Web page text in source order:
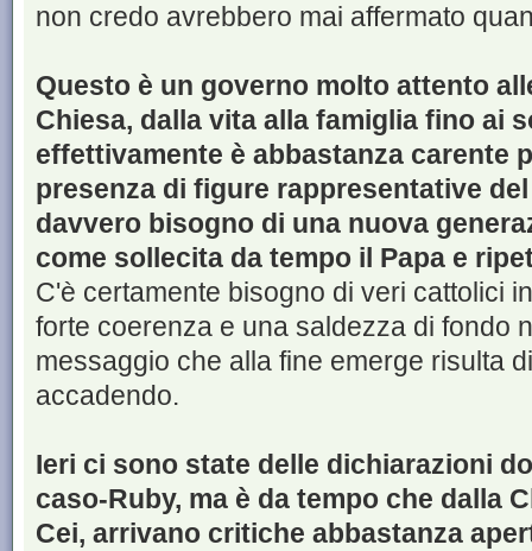
non credo avrebbero mai affermato
Questo è un governo molto attento
Chiesa, dalla vita alla famiglia fino ai
effettivamente è abbastanza carente
presenza di figure rappresentative
davvero bisogno di una nuova
come sollecita da tempo il Papa e
C'è certamente bisogno di veri cattolici
forte coerenza e una saldezza di fondo
messaggio che alla fine emerge risulta
accadendo.
Ieri ci sono state delle dichiarazioni
caso-Ruby, ma è da tempo che dalla
Cei, arrivano critiche abbastanza